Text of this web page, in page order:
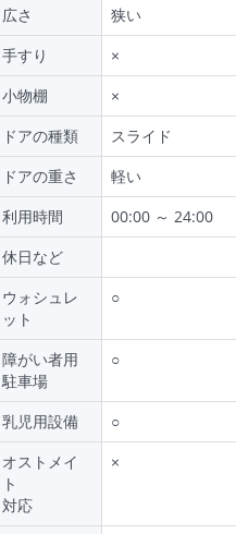
広さ
狭い
手すり
×
小物棚
×
ドアの種類
スライド
ドアの重さ
軽い
利用時間
00:00 ～ 24:00
休日など
ウォシュレ
ット
○
障がい者用
駐車場
○
乳児用設備
○
オストメイ
ト
対応
×